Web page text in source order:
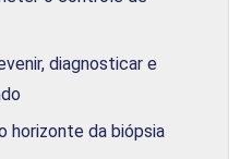
diagnosticar e
horizonte da biópsia